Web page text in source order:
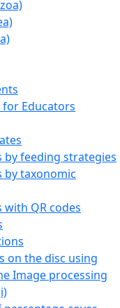
for Educators
feeding strategies
taxonomic
QR codes
on the disc using
Image processing